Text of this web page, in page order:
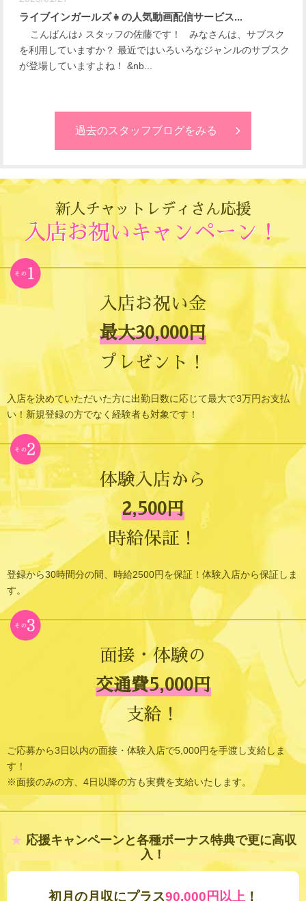
ライブインガールズ👧の人気動画配信サービス...
こんばんは♪ スタッフの佐藤です！ みなさんは、サブスク
を利用していますか？ 最近ではいろいろなジャンルのサブスク
が登場していますよね！ &nb...
過去のスタッフブログをみる
新人チャットレディさん応援
入店お祝いキャンペーン！
入店お祝い金
最大30,000円
プレゼント！
入店を決めていただいた方に出勤日数に応じて最大で3万円お支払
い！新規登録の方でなく経験者も対象です！
体験入店から
2,500円
時給保証！
登録から30時間分の間、時給2500円を保証！体験入店から保証しま
す。
面接・体験の
交通費5,000円
支給！
ご応募から3日以内の面接・体験入店で5,000円を手渡し支給しま
す！
※面接のみの方、4日以降の方も実費を支給いたします。
★ 応援キャンペーンと各種ボーナス特典で更に高収
入！
初月の月収にプラス90,000円以上！